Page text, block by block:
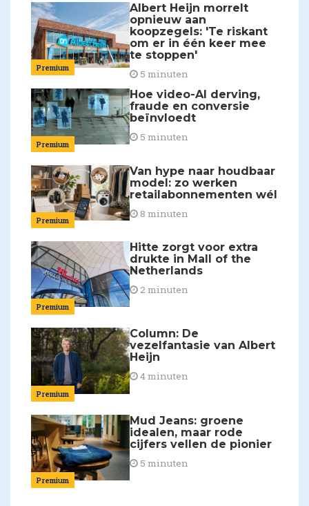
Premium
Albert Heijn morrelt
opnieuw aan
koopzegels: 'Te riskant
om er in één keer mee
te stoppen'
5 minuten
Premium
Hoe video-AI derving,
fraude en conversie
beïnvloedt
5 minuten
Premium
Van hype naar houdbaar
model: zo werken
retailabonnementen wél
8 minuten
Premium
Hitte zorgt voor extra
drukte in Mall of the
Netherlands
2 minuten
Premium
Column: De
vezelfantasie van Albert
Heijn
4 minuten
Premium
Mud Jeans: groene
idealen, maar rode
cijfers vellen de pionier
5 minuten